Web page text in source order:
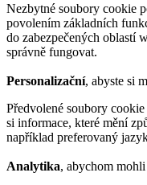
Nezbytné soubory cookie
povolením základních
do zabezpečených oblastí
správně fungovat.
Personalizační, abyste si
Předvolené soubory
si informace, které mění
například preferovaný
Analytika, abychom